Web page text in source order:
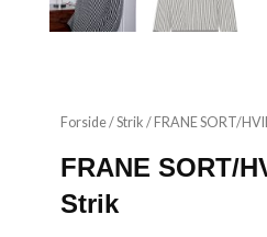
Forside/Strik / FRANE SORT/
FRANE SORT/
Strik